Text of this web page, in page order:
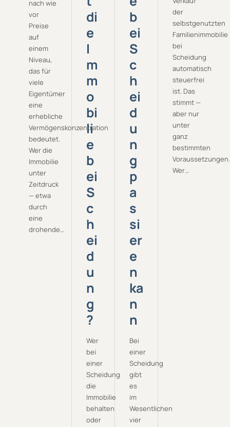
nach wie
vor
Preise
auf
einem
Niveau,
das für
viele
Eigentümer
eine
erhebliche
Vermögenskonzentration
bedeutet.
Wer die
Immobilie
unter
Zeitdruck
— etwa
durch
eine
drohende…
di
e
I
m
m
o
bi
li
e
b
ei
S
c
h
ei
d
u
n
g
?
Wer
bei
einer
Scheidung
die
Immobilie
behalten
oder
b
ei
S
c
h
ei
d
u
n
g
p
a
s
si
er
e
n
ka
n
n
Bei
einer
Scheidung
gibt
es
im
Wesentlichen
vier
der
selbstgenutzten
Familienimmobilie
bei
Scheidung
automatisch
steuerfrei
ist. Das
stimmt —
aber nur
unter
ganz
bestimmten
Voraussetzungen.
Wer…